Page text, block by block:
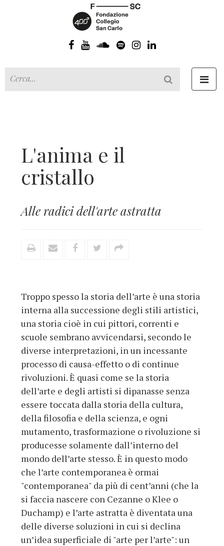
L'anima e il
cristallo
Alle radici dell'arte astratta
Troppo spesso la storia dell’arte è una storia
interna alla successione degli stili artistici,
una storia cioè in cui pittori, correnti e
scuole sembrano avvicendarsi, secondo le
diverse interpretazioni, in un incessante
processo di causa-effetto o di continue
rivoluzioni. È quasi come se la storia
dell’arte e degli artisti si dipanasse senza
essere toccata dalla storia della cultura,
della filosofia e della scienza, e ogni
mutamento, trasformazione o rivoluzione si
producesse solamente dall’interno del
mondo dell’arte stesso. È in questo modo
che l’arte contemporanea è ormai
"contemporanea" da più di cent’anni (che la
si faccia nascere con Cezanne o Klee o
Duchamp) e l’arte astratta è diventata una
delle diverse soluzioni in cui si declina
un’idea superficiale di "arte per l’arte": un